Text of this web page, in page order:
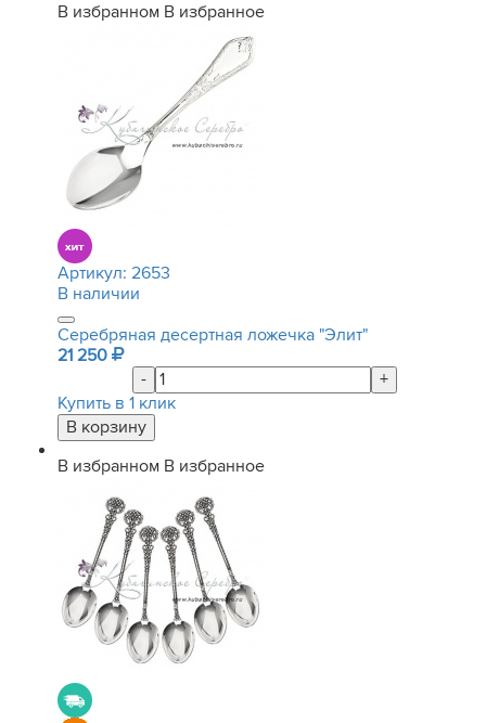
В избранном В избранное
Артикул: 2653
В наличии
Серебряная десертная ложечка "Элит"
21 250
-
+
Купить в 1 клик
В избранном В избранное